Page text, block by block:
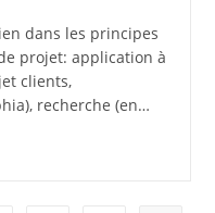
dans les principes
projet: application à
clients,
recherche (en…